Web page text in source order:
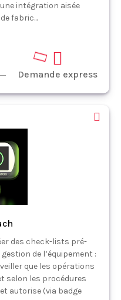
intégration aisée
fabric...
Demande express
des check-lists pré-
de l’équipement :
que les opérations
selon les procédures
autorise (via badge